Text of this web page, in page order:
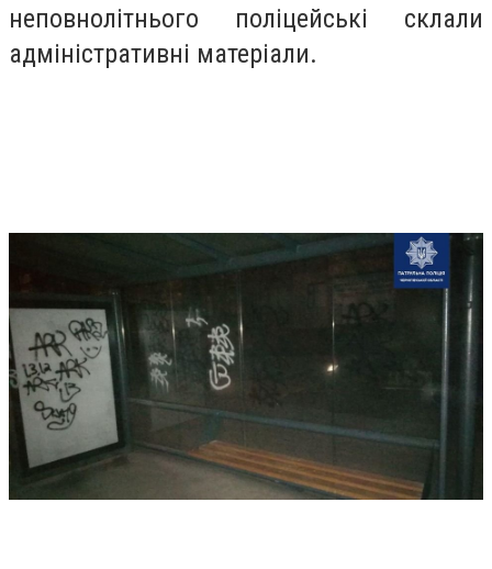
неповнолітнього поліцейські склали
адміністративні матеріали.